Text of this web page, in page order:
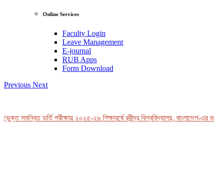
Online Services
Faculty Login
Leave Management
E-journal
RUB Apps
Form Download
Previous Next
সমন্বিত ভর্তি পরীক্ষায় ২০২৫-২৬ শিক্ষাবর্ষে রবীন্দ্র বিশ্ববিদ্যালয়, বাংলাদেশ-এর